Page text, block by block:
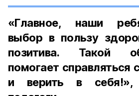
«Главное, наши
выбор в пользу
позитива. Такой
помогает справляться
и верить в